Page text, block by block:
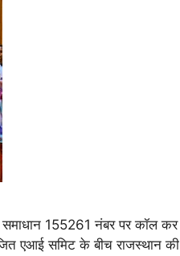
155261 नंबर पर कॉल कर
एआई समिट के बीच राजस्थान की